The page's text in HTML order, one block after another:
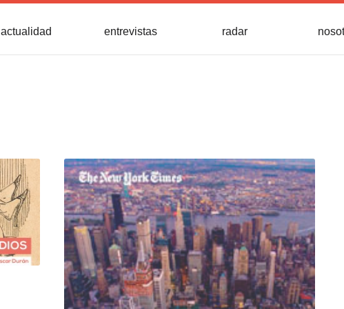
actualidad entrevistas radar